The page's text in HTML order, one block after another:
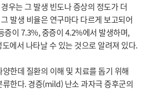
우는 그 발생 빈도나 증상의 정도가 더
발생 비율은 연구마다 다르게 보고되어
증이 7.3%, 중증이 4.2%에서 발생하며,
에서 나타날 수 있는 것으로 알려져 있다.
한데 질환의 이해 및 치료를 돕기 위해
한다. 경증(mild) 난소 과자극 증후군의